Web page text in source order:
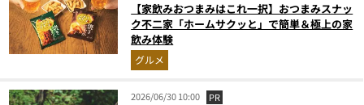
【家飲みおつまみはこれ一択】おつまみスナッ
ク不二家「ホームサクッと」で簡単＆極上の家
飲み体験
グルメ
2026/06/30 10:00 PR